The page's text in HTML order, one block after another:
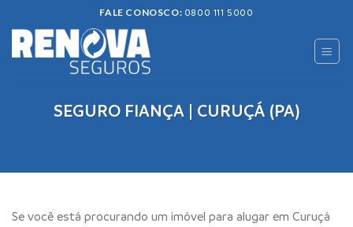
to
content
FALE CONOSCO: 0800 111 5000
SEGURO FIANÇA | CURUÇÁ (PA)
Se você está procurando um imóvel para alugar em Curuçá